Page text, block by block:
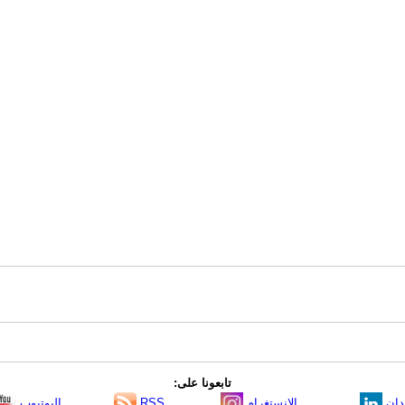
تابعونا على: